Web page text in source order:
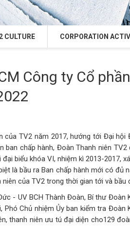
CULTURE CORPORATION
Công ty Cổ
TV2 năm 2017, hướng tới Đại hội
chấp hành, Đoàn Thanh niên
biểu khóa VI, nhiệm kì 2013-2017,
là bầu ra Ban chấp hành mới có đủ
của TV2 trong thời gian tới và bầu
- UV BCH Thành Đoàn, Bí thư Đoàn
Chủ nhiệm Ủy ban kiểm tra Đoàn
thanh niên ưu tú đại diện cho129